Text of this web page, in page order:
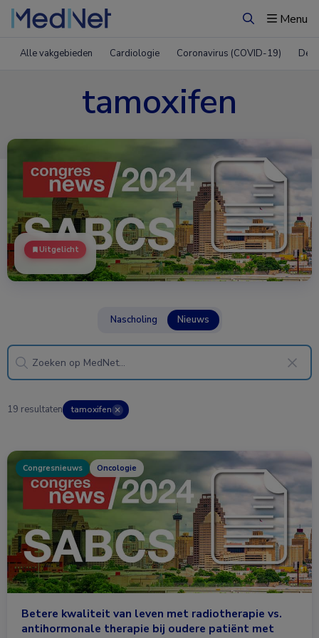
ZoekenMenu
Alle vakgebieden Cardiologie Coronavirus (COVID-19)
tamoxifen
Uitgelicht
Nascholing Nieuws
19 resultaten tamoxifen ✕
Congresnieuws Oncologie
Betere kwaliteit van leven met radiotherapie vs.
antihormonale therapie bij oudere patiënt met